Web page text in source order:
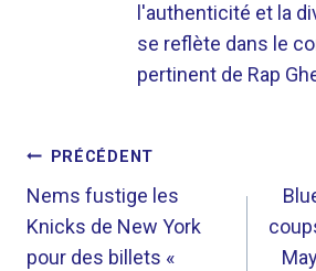
l'authenticité et la
se reflète dans le
pertinent de Rap
NAVIGATION
DE
L’ARTICLE
PRÉCÉDENT
Nems fustige les
Knicks de New York
pour des billets «